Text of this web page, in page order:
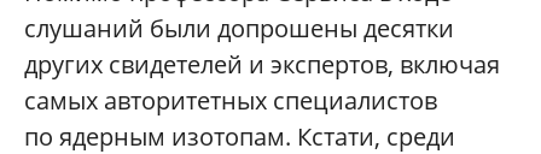
слушаний были допрошены десятки
других свидетелей и экспертов, включая
самых авторитетных специалистов
по ядерным изотопам. Кстати, среди